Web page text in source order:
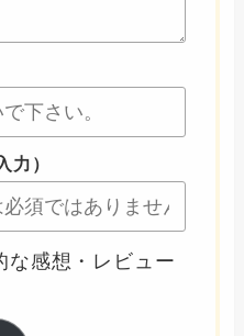
力）
な感想・レビュー